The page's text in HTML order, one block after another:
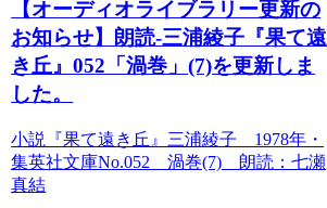
【オーディオライブラリー更新の
お知らせ】朗読-三浦綾子『果て遠
き丘』052「渦巻」(7)を更新しま
した。
小説『果て遠き丘』三浦綾子 1978年・
集英社文庫No.052 渦巻(7) 朗読：七瀬
真結